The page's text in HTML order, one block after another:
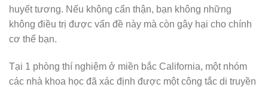
huyết tương. Nếu không cẩn thận, bạn không những
không điều trị được vấn đề này mà còn gây hại cho chính
cơ thể bạn.
Tại 1 phòng thí nghiệm ở miền bắc California, một nhóm
các nhà khoa học đã xác định được một công tắc di truyền